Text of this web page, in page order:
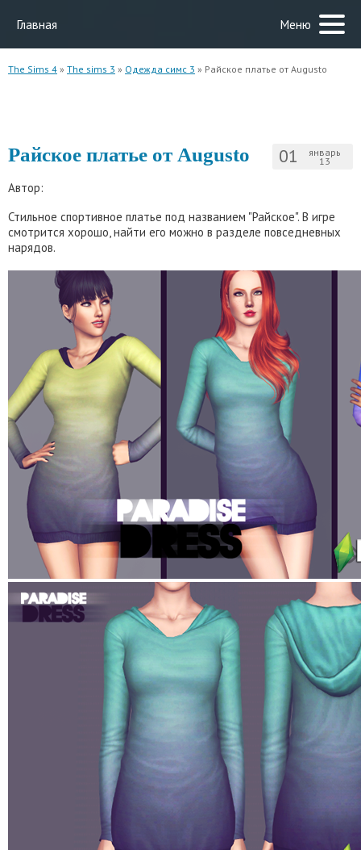
Главная Меню
The Sims 4 » The sims 3 » Одежда симс 3 » Райское платье от Augusto
01 январь
13
Райское платье от Augusto
Автор:
Стильное спортивное платье под названием "Райское". В игре
смотрится хорошо, найти его можно в разделе повседневных
нарядов.